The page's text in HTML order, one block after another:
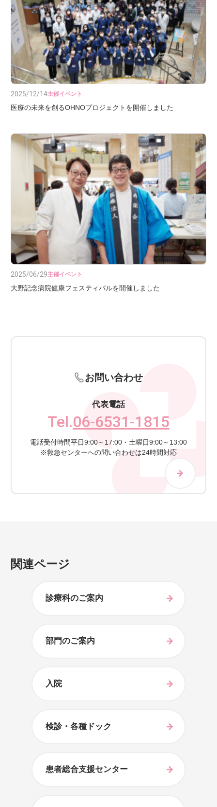
2025/12/14主催イベント
医療の未来を創るOHNOプロジェクトを開催しました
2025/06/29主催イベント
大野記念病院健康フェスティバルを開催しました
お問い合わせ
代表電話
Tel.06-6531-1815
電話受付時間平日9:00～17:00・土曜日9:00～13:00
※救急センターへの問い合わせは24時間対応
関連ページ
診療科のご案内
部門のご案内
入院
検診・各種ドック
患者総合支援センター